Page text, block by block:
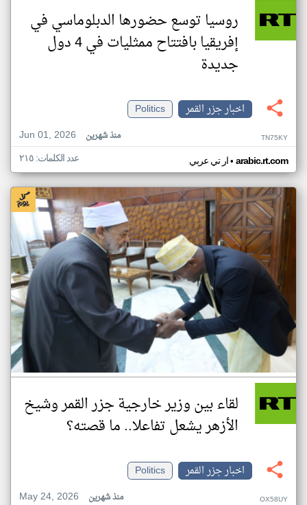
روسيا توسع حضورها الدبلوماسي في
إفريقيا بافتتاح ممثليات في 4 دول
جديدة
اخبار جزر القمر
Politics
Jun 01, 2026
منذ شهرين TN75KY
ار تي عربي• arabic.rt.com عدد الكلمات: ٢١٥
لقاء بين وزير خارجية جزر القمر وشيخ
الأزهر يشعل تفاعلا.. ما قصته؟
اخبار جزر القمر
Politics
May 24, 2026
منذ شهرين OX58UY